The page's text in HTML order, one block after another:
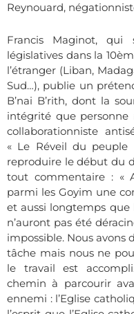
Reynouard,
Francis Maginot, qui
législatives dans la
l’étranger (Liban,
Sud…), publie un
B’nai B’rith, dont la
intégrité que personne
collaborationniste
« Le Réveil du peuple
reproduire le début du
tout commentaire : «
parmi les Goyim une
et aussi longtemps
n’auront pas été
impossible. Nous
tâche mais nous ne
le travail est
chemin à parcourir
ennemi : l’Eglise